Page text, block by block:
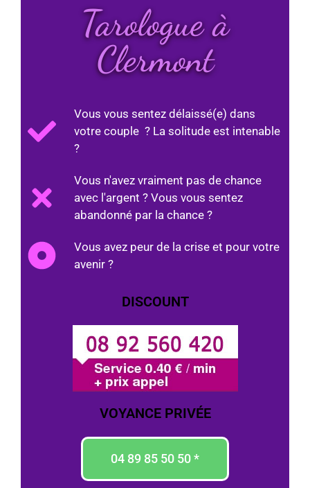
Tarologue à
Clermont
Vous vous sentez délaissé(e) dans
votre couple ? La solitude est intenable
?
Vous n'avez vraiment pas de chance
avec l'argent ? Vous vous sentez
abandonné par la chance ?
Vous avez peur de la crise et pour votre
avenir ?
DISCOUNT
VOYANCE PRIVÉE
04 89 85 50 50 *